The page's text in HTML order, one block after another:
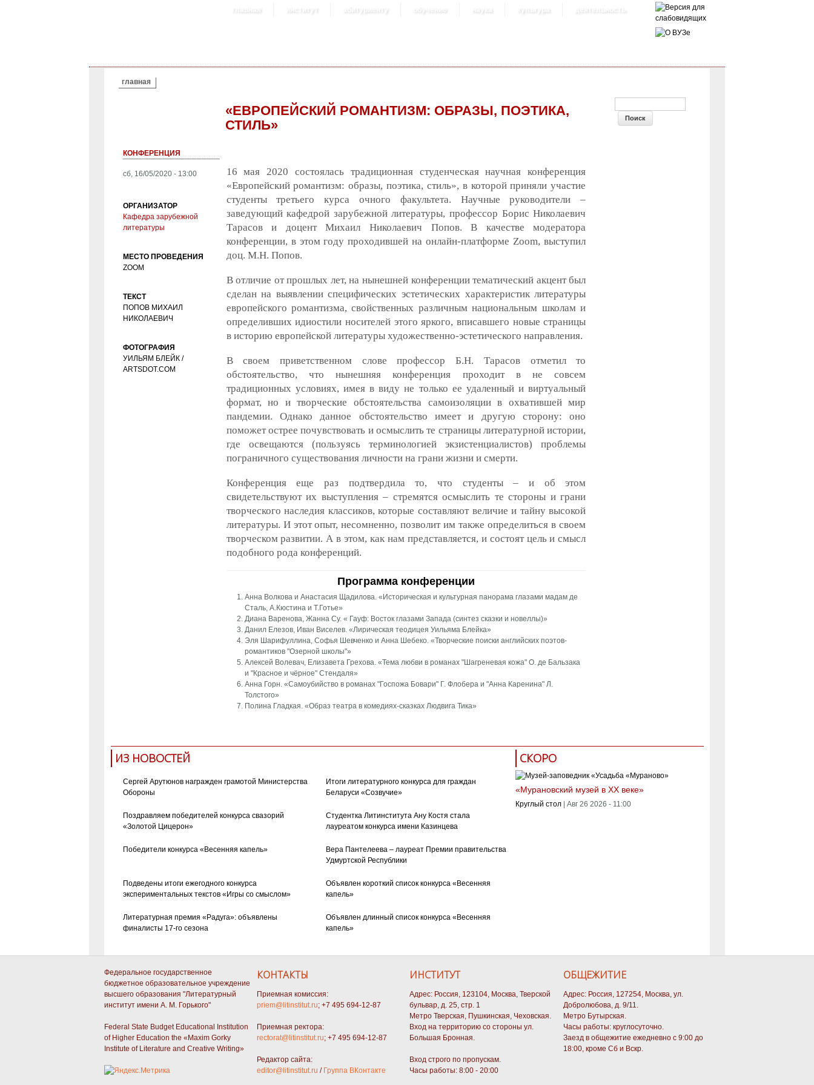
главная институт абитуриенту обучение наука культура деятельность
ВЫ ЗДЕСЬ
главная
«ЕВРОПЕЙСКИЙ РОМАНТИЗМ: ОБРАЗЫ, ПОЭТИКА,
СТИЛЬ»
КОНФЕРЕНЦИЯ
сб, 16/05/2020 - 13:00
ОРГАНИЗАТОР
Кафедра зарубежной
литературы
МЕСТО ПРОВЕДЕНИЯ
ZOOM
ТЕКСТ
ПОПОВ МИХАИЛ
НИКОЛАЕВИЧ
ФОТОГРАФИЯ
УИЛЬЯМ БЛЕЙК /
ARTSDOT.COM
16 мая 2020 состоялась традиционная студенческая научная конференция
«Европейский романтизм: образы, поэтика, стиль», в которой приняли участие
студенты третьего курса очного факультета. Научные руководители –
заведующий кафедрой зарубежной литературы, профессор Борис Николаевич
Тарасов и доцент Михаил Николаевич Попов. В качестве модератора
конференции, в этом году проходившей на онлайн-платформе Zoom, выступил
доц. М.Н. Попов.
В отличие от прошлых лет, на нынешней конференции тематический акцент был
сделан на выявлении специфических эстетических характеристик литературы
европейского романтизма, свойственных различным национальным школам и
определивших идиостили носителей этого яркого, вписавшего новые страницы
в историю европейской литературы художественно-эстетического направления.
В своем приветственном слове профессор Б.Н. Тарасов отметил то
обстоятельство, что нынешняя конференция проходит в не совсем
традиционных условиях, имея в виду не только ее удаленный и виртуальный
формат, но и творческие обстоятельства самоизоляции в охватившей мир
пандемии. Однако данное обстоятельство имеет и другую сторону: оно
поможет острее почувствовать и осмыслить те страницы литературной истории,
где освещаются (пользуясь терминологией экзистенциалистов) проблемы
пограничного существования личности на грани жизни и смерти.
Конференция еще раз подтвердила то, что студенты – и об этом
свидетельствуют их выступления – стремятся осмыслить те стороны и грани
творческого наследия классиков, которые составляют величие и тайну высокой
литературы. И этот опыт, несомненно, позволит им также определиться в своем
творческом развитии. А в этом, как нам представляется, и состоят цель и смысл
подобного рода конференций.
Программа конференции
Анна Волкова и Анастасия Щадилова. «Историческая и культурная панорама глазами мадам де
Сталь, А.Кюстина и Т.Готье»
Диана Варенова, Жанна Су. « Гауф: Восток глазами Запада (синтез сказки и новеллы)»
Данил Елезов, Иван Виселев. «Лирическая теодицея Уильяма Блейка»
Эля Шарифуллина, Софья Шевченко и Анна Шебеко. «Творческие поиски английских поэтов-
романтиков "Озерной школы"»
Алексей Волевач, Елизавета Грехова. «Тема любви в романах "Шагреневая кожа" О. де Бальзака
и "Красное и чёрное" Стендаля»
Анна Горн. «Самоубийство в романах "Госпожа Бовари" Г. Флобера и "Анна Каренина" Л.
Толстого»
Полина Гладкая. «Образ театра в комедиях-сказках Людвига Тика»
ФОРМА ПОИСКА
ИЗ НОВОСТЕЙ
Сергей Арутюнов награжден грамотой Министерства
Обороны
Итоги литературного конкурса для граждан
Беларуси «Созвучие»
Поздравляем победителей конкурса свазорий
«Золотой Цицерон»
Студентка Литинститута Ану Костя стала
лауреатом конкурса имени Казинцева
Победители конкурса «Весенняя капель»
Вера Пантелеева – лауреат Премии правительства
Удмуртской Республики
Подведены итоги ежегодного конкурса
экспериментальных текстов «Игры со смыслом»
Объявлен короткий список конкурса «Весенняя
капель»
Литературная премия «Радуга»: объявлены
финалисты 17-го сезона
Объявлен длинный список конкурса «Весенняя
капель»
СКОРО
«Мурановский музей в XX веке»
Круглый стол Авг 26 2026 - 11:00
Федеральное государственное
бюджетное образовательное учреждение
высшего образования "Литературный
институт имени А. М. Горького"
Federal State Budget Educational Institution
of Higher Education the «Maxim Gorky
Institute of Literature and Creative Writing»
КОНТАКТЫ
Приемная комиссия:
priem@litinstitut.ru; +7 495 694-12-87
Приемная ректора:
rectorat@litinstitut.ru; +7 495 694-12-87
Редактор сайта:
editor@litinstitut.ru / Группа ВКонтакте
ИНСТИТУТ
Адрес: Россия, 123104, Москва, Тверской
бульвар, д. 25, стр. 1
Метро Тверская, Пушкинская, Чеховская.
Вход на территорию со стороны ул.
Большая Бронная.
Вход строго по пропускам.
Часы работы: 8:00 - 20:00
ОБЩЕЖИТИЕ
Адрес: Россия, 127254, Москва, ул.
Добролюбова, д. 9/11.
Метро Бутырская.
Часы работы: круглосуточно.
Заезд в общежитие ежедневно с 9:00 до
18:00, кроме Сб и Вскр.